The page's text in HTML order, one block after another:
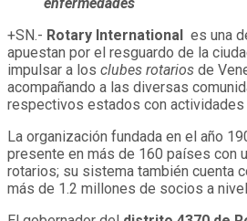
+SN.- Rotary International es una
apuestan por el resguardo de la
impulsar a los clubes rotarios de
acompañando a las diversas
respectivos estados con
La organización fundada en el año
presente en más de 160 países con
rotarios; su sistema también cuenta
más de 1.2 millones de socios a